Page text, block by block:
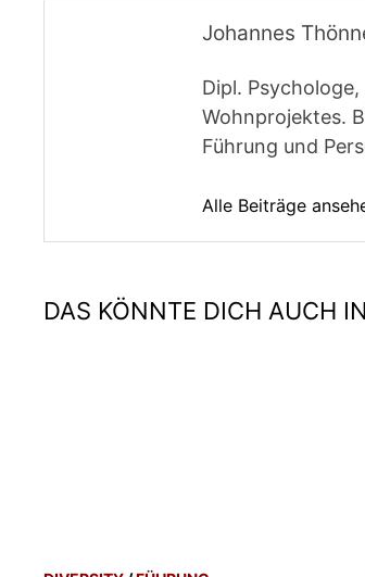
Johannes
Dipl.
Wohnprojektes.
Führung und
Alle Beiträge
DAS KÖNNTE DICH AUCH